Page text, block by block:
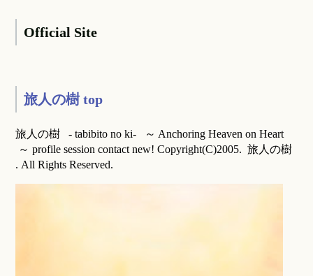
Official Site
旅人の樹 top
旅人の樹 - tabibito no ki- ～ Anchoring Heaven on Heart
～ profile session contact new! Copyright(C)2005. 旅人の樹
. All Rights Reserved.